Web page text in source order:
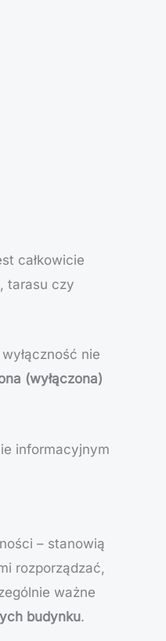
całkowicie
tarasu czy
nie
(wyłączona)
informacyjnym
– stanowią
rozporządzać,
ważne
budynku.